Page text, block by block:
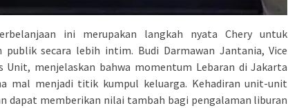
ini merupakan langkah nyata Chery untuk
secara lebih intim. Budi Darmawan Jantania, Vice
Unit, menjelaskan bahwa momentum Lebaran di Jakarta
mal menjadi titik kumpul keluarga. Kehadiran unit-unit
dapat memberikan nilai tambah bagi pengalaman liburan